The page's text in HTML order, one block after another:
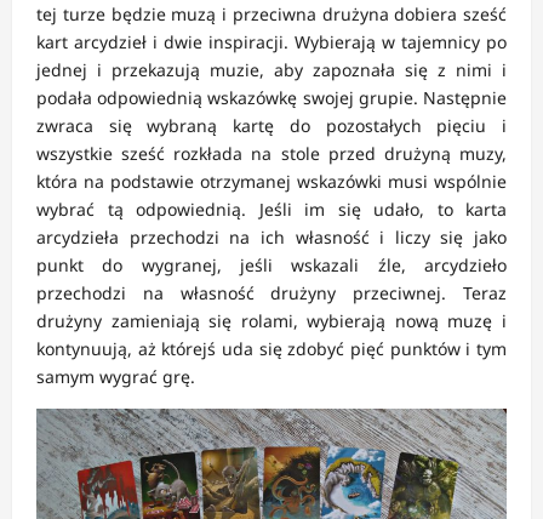
tej turze będzie muzą i przeciwna drużyna dobiera sześć
kart arcydzieł i dwie inspiracji. Wybierają w tajemnicy po
jednej i przekazują muzie, aby zapoznała się z nimi i
podała odpowiednią wskazówkę swojej grupie. Następnie
zwraca się wybraną kartę do pozostałych pięciu i
wszystkie sześć rozkłada na stole przed drużyną muzy,
która na podstawie otrzymanej wskazówki musi wspólnie
wybrać tą odpowiednią. Jeśli im się udało, to karta
arcydzieła przechodzi na ich własność i liczy się jako
punkt do wygranej, jeśli wskazali źle, arcydzieło
przechodzi na własność drużyny przeciwnej. Teraz
drużyny zamieniają się rolami, wybierają nową muzę i
kontynuują, aż którejś uda się zdobyć pięć punktów i tym
samym wygrać grę.